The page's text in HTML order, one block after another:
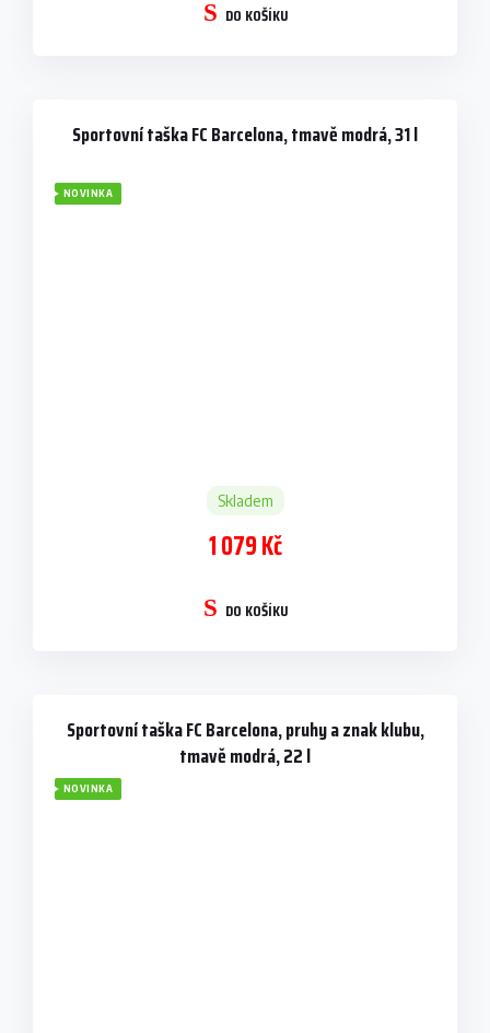
DO KOŠÍKU
Sportovní taška FC Barcelona, tmavě modrá, 31 l
NOVINKA
Skladem
1 079 Kč
DO KOŠÍKU
Sportovní taška FC Barcelona, pruhy a znak klubu,
tmavě modrá, 22 l
NOVINKA